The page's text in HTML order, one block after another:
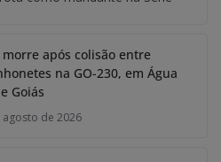
morre após colisão entre
na GO-230, em Água
Goiás
agosto de 2026